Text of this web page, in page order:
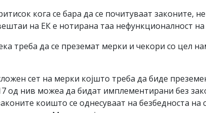
кога се бара да се почитуваат
на ЕК е нотирана таа нефункционалност
треба да се преземат мерки и чекори со цел
сет на мерки којшто треба да биде
од нив можеа да бидат имплементирани без
коишто се однесуваат на безбедноста